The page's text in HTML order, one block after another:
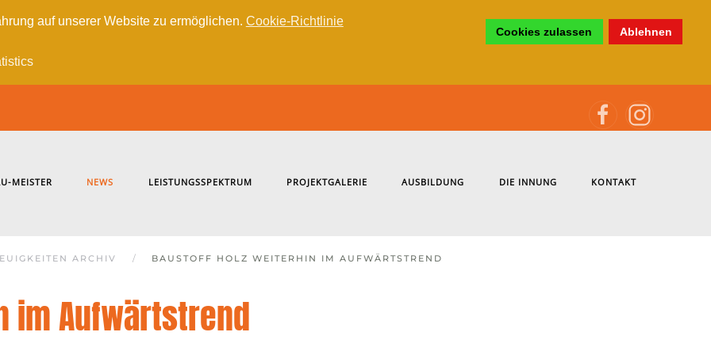
auf unserer Website zu ermöglichen. Cookie-Richtlinie
Cookies zulassen Ablehnen
MEISTER NEWS LEISTUNGSSPEKTRUM PROJEKTGALERIE AUSBILDUNG DIE INNUNG KONTAKT
ARCHIV BAUSTOFF HOLZ WEITERHIN IM AUFWÄRTSTREND
im Aufwärtstrend